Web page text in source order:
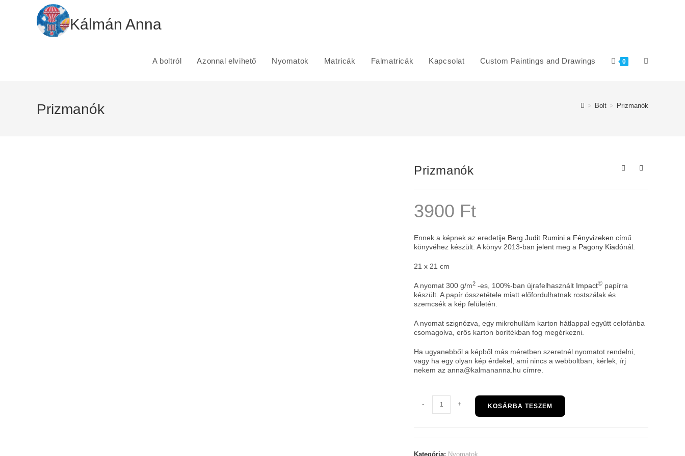
Kálmán Anna
A boltról Azonnal elvihető Nyomatok Matricák Falmatricák Kapcsolat Custom Paintings and Drawings 0 Toggle
website
Prizmanók > Bolt > Prizmanók
Prizmanók
3900 Ft
Ennek a képnek az eredetije Berg Judit Rumini a Fényvizeken című
könyvéhez készült. A könyv 2013-ban jelent meg a Pagony Kiadónál.
21 x 21 cm
A nyomat 300 g/m2 -es, 100%-ban újrafelhasznált Impact© papírra
készült. A papír összetétele miatt előfordulhatnak rostszálak és
szemcsék a kép felületén.
A nyomat szignózva, egy mikrohullám karton hátlappal együtt celofánba
csomagolva, erős karton borítékban fog megérkezni.
Ha ugyanebből a képből más méretben szeretnél nyomatot rendelni,
vagy ha egy olyan kép érdekel, ami nincs a webboltban, kérlek, írj
nekem az anna@kalmananna.hu címre.
Prizmanók
mennyiség
- + KOSÁRBA TESZEM
Kategória: Nyomatok